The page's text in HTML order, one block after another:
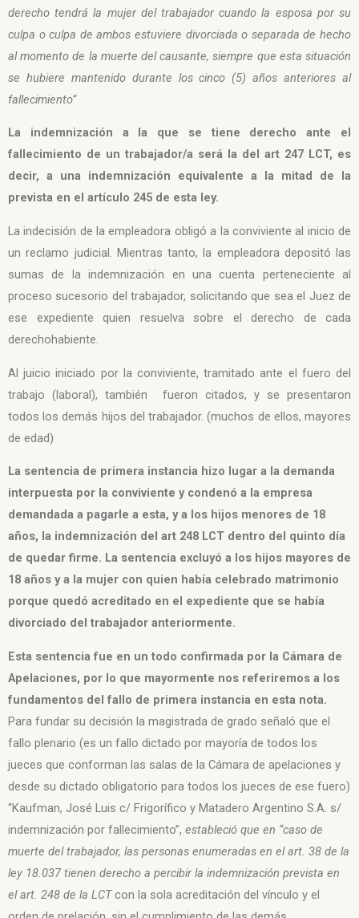
derecho tendrá la mujer del trabajador cuando la esposa por su
culpa o culpa de ambos estuviere divorciada o separada de hecho
al momento de la muerte del causante, siempre que esta situación
se hubiere mantenido durante los cinco (5) años anteriores al
fallecimiento”
La indemnización a la que se tiene derecho ante el
fallecimiento de un trabajador/a será la del art 247 LCT, es
decir, a una indemnización equivalente a la mitad de la
prevista en el artículo 245 de esta ley.
La indecisión de la empleadora obligó a la conviviente al inicio de
un reclamo judicial. Mientras tanto, la empleadora depositó las
sumas de la indemnización en una cuenta perteneciente al
proceso sucesorio del trabajador, solicitando que sea el Juez de
ese expediente quien resuelva sobre el derecho de cada
derechohabiente.
Al juicio iniciado por la conviviente, tramitado ante el fuero del
trabajo (laboral), también fueron citados, y se presentaron
todos los demás hijos del trabajador. (muchos de ellos, mayores
de edad)
La sentencia de primera instancia hizo lugar a la demanda
interpuesta por la conviviente y condenó a la empresa
demandada a pagarle a esta, y a los hijos menores de 18
años, la indemnización del art 248 LCT dentro del quinto día
de quedar firme. La sentencia excluyó a los hijos mayores de
18 años y a la mujer con quien había celebrado matrimonio
porque quedó acreditado en el expediente que se había
divorciado del trabajador anteriormente.
Esta sentencia fue en un todo confirmada por la Cámara de
Apelaciones, por lo que mayormente nos referiremos a los
fundamentos del fallo de primera instancia en esta nota.
Para fundar su decisión la magistrada de grado señaló que el
fallo plenario (es un fallo dictado por mayoría de todos los
jueces que conforman las salas de la Cámara de apelaciones y
desde su dictado obligatorio para todos los jueces de ese fuero)
“Kaufman, José Luis c/ Frigorífico y Matadero Argentino S.A. s/
indemnización por fallecimiento”, estableció que en “caso de
muerte del trabajador, las personas enumeradas en el art. 38 de la
ley 18.037 tienen derecho a percibir la indemnización prevista en
el art. 248 de la LCTcon la sola acreditación del vínculo y el